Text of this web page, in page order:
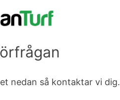
nedan så kontaktar vi dig.